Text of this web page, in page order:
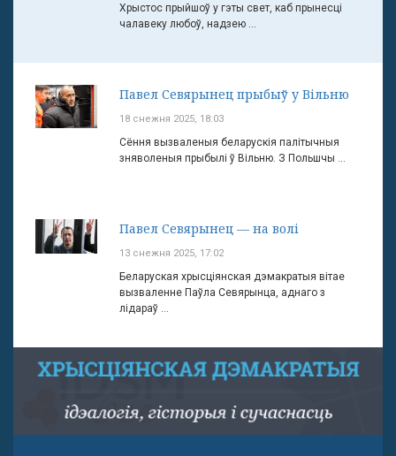
Хрыстос прыйшоў у гэты свет, каб прынесці
чалавеку любоў, надзею ...
Павел Севярынец прыбыў у Вільню
18 снежня 2025, 18:03
Сёння вызваленыя беларускія палітычныя
зняволеныя прыбылі ў Вільню. З Польшчы ...
Павел Севярынец — на волі
13 снежня 2025, 17:02
Беларуская хрысціянская дэмакратыя вітае
вызваленне Паўла Севярынца, аднаго з
лідараў ...